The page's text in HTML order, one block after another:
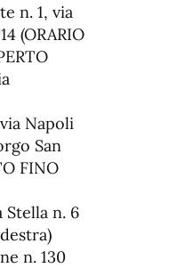
n. 1, via
(ORARIO
Napoli
San
FINO
Stella n. 6
n. 130